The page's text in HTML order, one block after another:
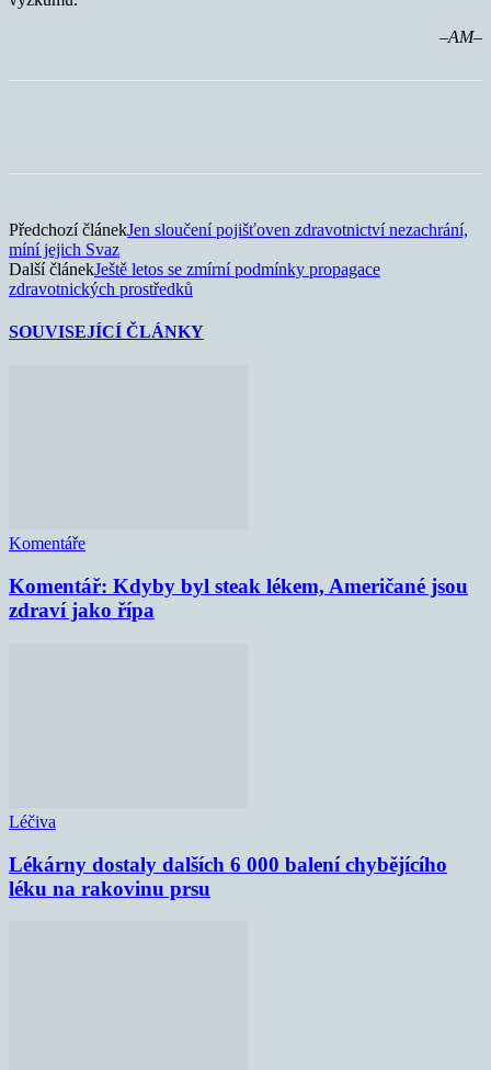
–AM–
Předchozí článekJen sloučení pojišťoven zdravotnictví nezachrání,
míní jejich Svaz
Další článekJeště letos se zmírní podmínky propagace
zdravotnických prostředků
SOUVISEJÍCÍ ČLÁNKY
Komentáře
Komentář: Kdyby byl steak lékem, Američané jsou
zdraví jako řípa
Léčiva
Lékárny dostaly dalších 6 000 balení chybějícího
léku na rakovinu prsu